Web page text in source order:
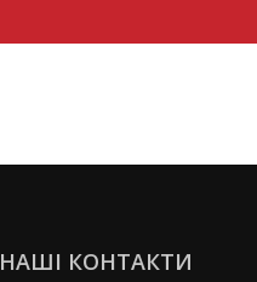
НАШІ КОНТАКТИ